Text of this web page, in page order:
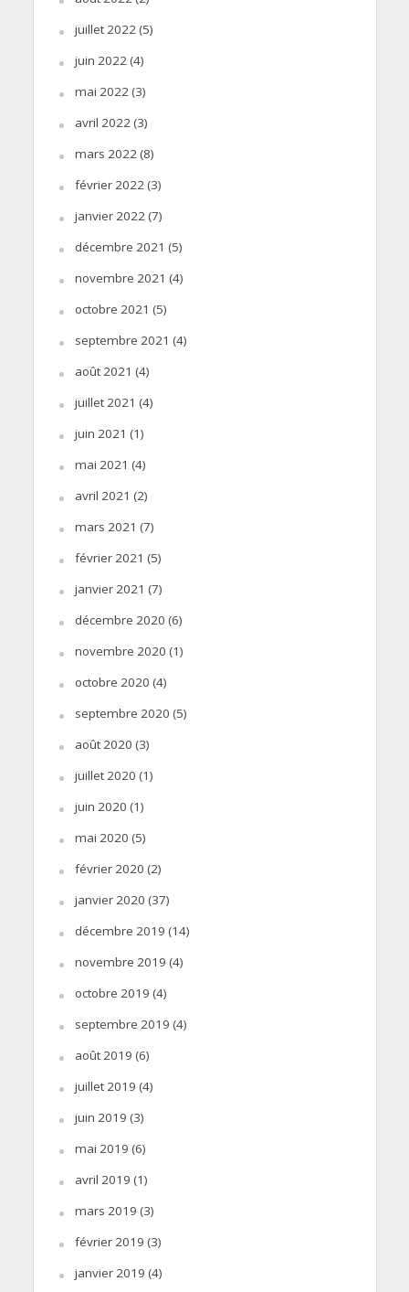
juillet 2022(5)
juin 2022(4)
mai 2022(3)
avril 2022(3)
mars 2022(8)
février 2022(3)
janvier 2022(7)
décembre 2021 (5)
novembre 2021 (4)
octobre 2021 (5)
septembre 2021 (4)
août 2021 (4)
juillet 2021 (4)
juin 2021 (1)
mai 2021 (4)
avril 2021 (2)
mars 2021 (7)
février 2021 (5)
janvier 2021 (7)
décembre 2020 (6)
novembre 2020 (1)
octobre 2020 (4)
septembre 2020 (5)
août 2020 (3)
juillet 2020 (1)
juin 2020 (1)
mai 2020 (5)
février 2020 (2)
janvier 2020 (37)
décembre 2019 (14)
novembre 2019 (4)
octobre 2019 (4)
septembre 2019 (4)
août 2019 (6)
juillet 2019 (4)
juin 2019 (3)
mai 2019 (6)
avril 2019 (1)
mars 2019 (3)
février 2019 (3)
janvier 2019 (4)